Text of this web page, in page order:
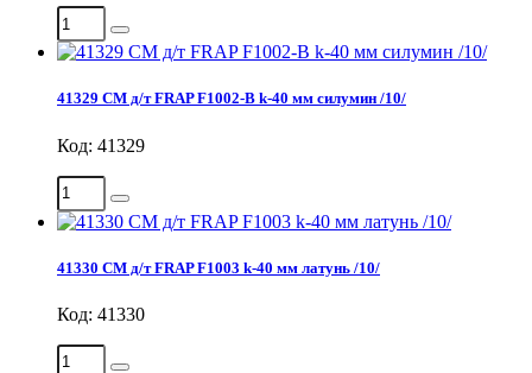
41329 СМ д/т FRAP F1002-В k-40 мм силумин /10/
Код: 41329
41330 СМ д/т FRAP F1003 k-40 мм латунь /10/
Код: 41330